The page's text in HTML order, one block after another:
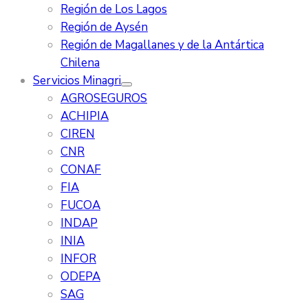
Región de Los Lagos
Región de Aysén
Región de Magallanes y de la Antártica
Chilena
Servicios Minagri
AGROSEGUROS
ACHIPIA
CIREN
CNR
CONAF
FIA
FUCOA
INDAP
INIA
INFOR
ODEPA
SAG